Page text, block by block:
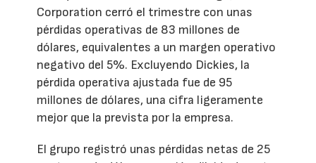
Corporation cerró el trimestre con unas
pérdidas operativas de 83 millones de
dólares, equivalentes a un margen operativo
negativo del 5%. Excluyendo Dickies, la
pérdida operativa ajustada fue de 95
millones de dólares, una cifra ligeramente
mejor que la prevista por la empresa.
El grupo registró unas pérdidas netas de 25